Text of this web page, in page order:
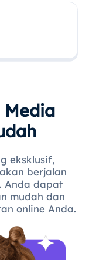
Media
eksklusif,
berjalan
Anda dapat
mudah dan
online Anda.